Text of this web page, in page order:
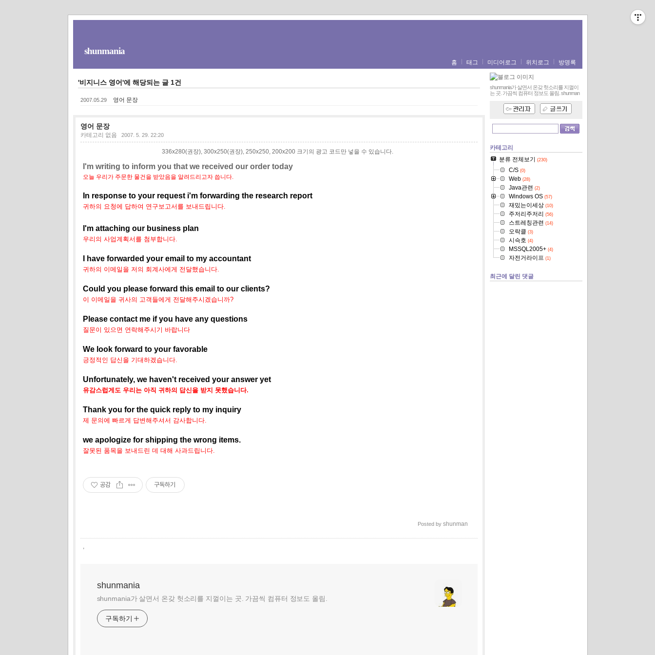
shunmania
홈 태그 미디어로그 위치로그 방명록
'비지니스 영어'에 해당되는 글 1건
2007.05.29 영어 문장
영어 문장
카테고리 없음 2007. 5. 29. 22:20
336x280(권장), 300x250(권장), 250x250, 200x200 크기의 광고 코드만 넣을 수 있습니다.
I'm writing to inform you that we received our order today
오늘 우리가 주문한 물건을 받았음을 알려드리고자 씁니다.
In response to your request i'm forwarding the research report
귀하의 요청에 답하여 연구보고서를 보내드립니다.
I'm attaching our business plan
우리의 사업계획서를 첨부합니다.
have forwarded your email to my accountant
귀하의 이메일을 저의 회계사에게 전달했습니다.
Could you please forward this email to our clients?
이 이메일을 귀사의 고객들에게 전달해주시겠습니까?
Please contact me if you have any questions
질문이 있으면 연락해주시기 바랍니다
We look forward to your favorable
긍정적인 답신을 기대하겠습니다.
Unfortunately, we haven't received your answer yet
유감스럽게도 우리는 아직 귀하의 답신을 받지 못했습니다.
Thank you for the quick reply to my inquiry
제 문의에 빠르게 답변해주셔서 감사합니다.
we apologize for shipping the wrong items.
잘못된 품목을 보내드린 데 대해 사과드립니다.
공감 구독하기
Posted by shunman
shunmania
shunmania가 살면서 온갖 헛소리를 지껄이는 곳. 가끔씩 컴퓨터 정보도 올림.
구독하기
shunmania가 살면서 온갖 헛소리를 지껄이
는 곳. 가끔씩 컴퓨터 정보도 올림. shunman
카테고리
분류 전체보기
(230)
C/S(0)
Web(28)
Java관련 (2)
Windows OS(57)
재밌는이세상(10)
주저리주저리 (56)
스트레칭관련 (14)
오락클 (3)
시슥호 (4)
MSSQL2005+(4)
자전거라이프 (1)
최근에 달린 댓글